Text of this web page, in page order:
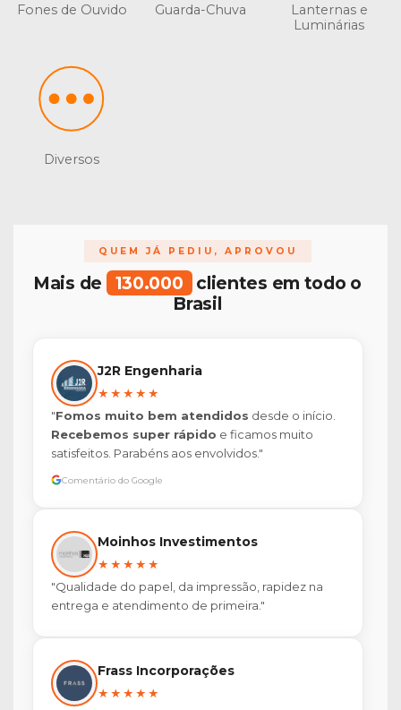
Fones de Ouvido Guarda-Chuva
Lanternas e
Luminárias
Diversos
QUEM JÁ PEDIU, APROVOU
Mais de 130.000
clientes em todo o
Brasil
J2R Engenharia
★★★★★
"Fomos muito bem atendidos desde o início.
Recebemos super rápido e ficamos muito
satisfeitos. Parabéns aos envolvidos."
Comentário do Google
Moinhos Investimentos
★★★★★
"Qualidade do papel, da impressão, rapidez na
entrega e atendimento de primeira."
Frass Incorporações
★★★★★